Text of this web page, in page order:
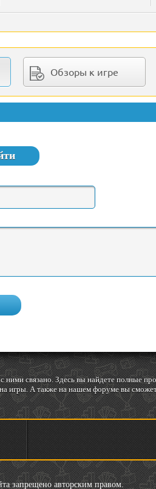
Обзоры к игре
ними связано. Здесь вы найдете полные
игры. А также на нашем форуме вы
запрещено авторским правом.